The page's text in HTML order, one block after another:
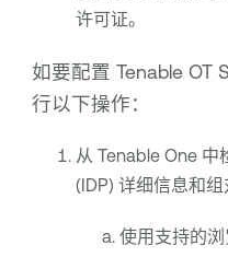
许可证。
如要配置 Tenable OT
行以下操作：
从 Tenable One中
(IDP) 详细信息和组
使用支持的